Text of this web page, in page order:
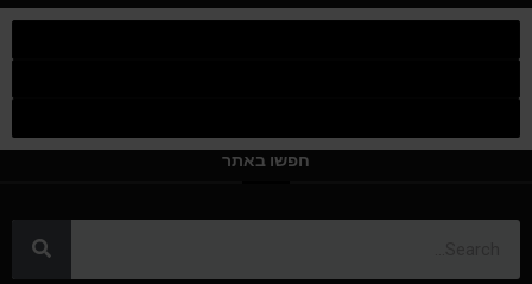
חפשו באתר